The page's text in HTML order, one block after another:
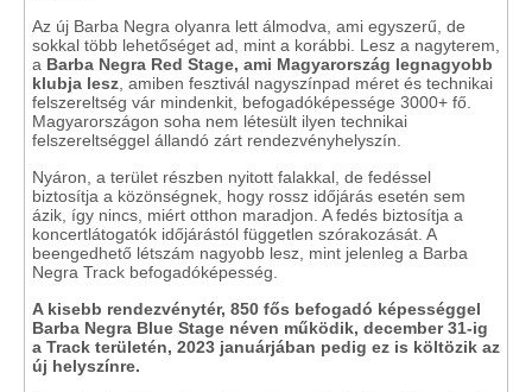
Az új Barba Negra olyanra lett álmodva, ami egyszerű, de
sokkal több lehetőséget ad, mint a korábbi. Lesz a nagyterem,
a Barba Negra Red Stage, ami Magyarország legnagyobb
klubja lesz , amiben fesztivál nagyszínpad méret és technikai
felszereltség vár mindenkit, befogadóképessége 3000+ fő.
Magyarországon soha nem létesült ilyen technikai
felszereltséggel állandó zárt rendezvényhelyszín.
Nyáron, a terület részben nyitott falakkal, de fedéssel
biztosítja a közönségnek, hogy rossz időjárás esetén sem
ázik, így nincs, miért otthon maradjon. A fedés biztosítja a
koncertlátogatók időjárástól független szórakozását. A
beengedhető létszám nagyobb lesz, mint jelenleg a Barba
Negra Track befogadóképesség.
A kisebb rendezvénytér, 850 fős befogadó képességgel
Barba Negra Blue Stage néven működik, december 31-ig
a Track területén, 2023 januárjában pedig ez is költözik az
új helyszínre.